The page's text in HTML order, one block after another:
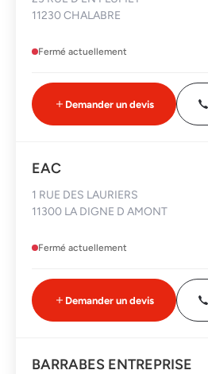
11230 CHALABRE
Fermé actuellement
Demander un devis
EAC
1 RUE DES LAURIERS
11300 LA DIGNE D AMONT
Fermé actuellement
Demander un devis
BARRABES ENTREPRISE